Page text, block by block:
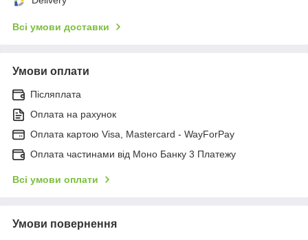
Всі умови доставки
Умови оплати
Післяплата
Оплата на рахунок
Оплата картою Visa, Mastercard - WayForPay
Оплата частинами від Моно Банку 3 Платежу
Всі умови оплати
Умови повернення